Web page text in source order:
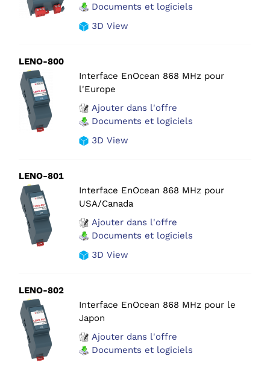
Documents et logiciels
3D View
LENO-800
Interface EnOcean 868 MHz pour
l'Europe
Ajouter dans l'offre
Documents et logiciels
3D View
LENO-801
Interface EnOcean 868 MHz pour
USA/Canada
Ajouter dans l'offre
Documents et logiciels
3D View
LENO-802
Interface EnOcean 868 MHz pour le
Japon
Ajouter dans l'offre
Documents et logiciels